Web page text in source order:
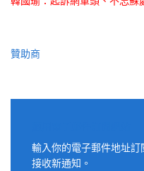
贊助商
輸入你的電子郵件地址
接收新通知。